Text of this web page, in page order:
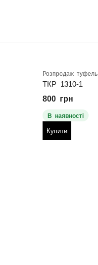
Розпродаж туфель
ТКР 1310-1
800 грн
В наявності
Купити